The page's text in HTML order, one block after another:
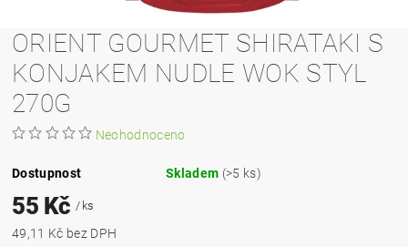
ORIENT GOURMET SHIRATAKI S
KONJAKEM NUDLE WOK STYL
270G
Neohodnoceno
Dostupnost Skladem (>5 ks)
55 Kč/ ks
49,11 Kč bez DPH